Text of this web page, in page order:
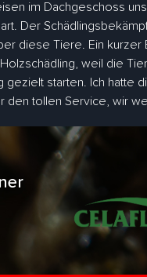
im Dachgeschoss
Der
diese Tiere. Ein
weil die
gezielt starten. Ich hatte
den tollen Service, wir